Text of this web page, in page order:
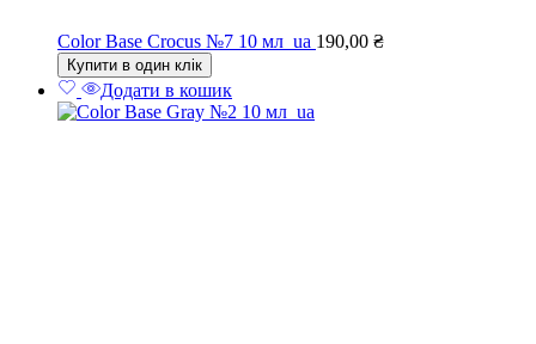
Color Base Crocus №7 10 мл_ua 190,00 ₴
Купити в один клік
Додати в кошик